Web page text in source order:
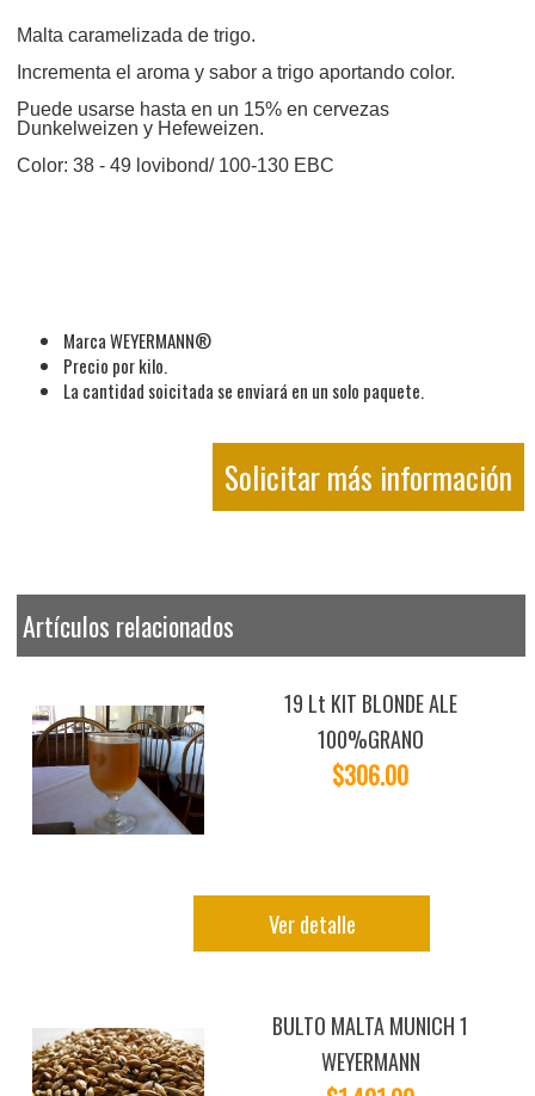
Malta caramelizada de trigo.
Incrementa el aroma y sabor a trigo aportando color.
Puede usarse hasta en un 15% en cervezas
Dunkelweizen y Hefeweizen.
Color: 38 - 49 lovibond/ 100-130 EBC
Marca WEYERMANN®
Precio por kilo.
La cantidad soicitada se enviará en un solo paquete.
Solicitar más información
Artículos relacionados
19 Lt KIT BLONDE ALE
100%GRANO
$306.00
Ver detalle
BULTO MALTA MUNICH 1
WEYERMANN